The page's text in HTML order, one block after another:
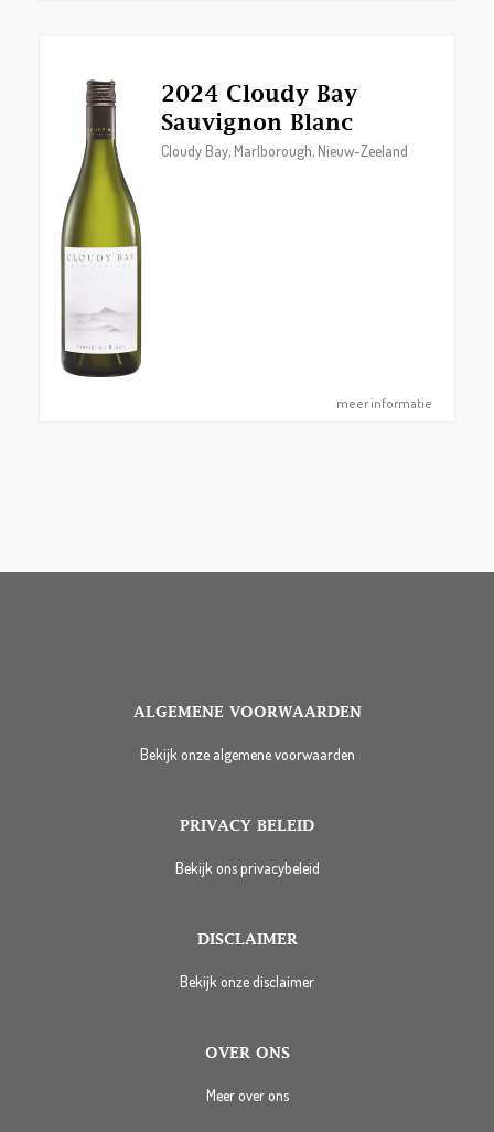
2024 Cloudy Bay
Sauvignon Blanc
Cloudy Bay, Marlborough, Nieuw-Zeeland
meer informatie
ALGEMENE VOORWAARDEN
Bekijk onze algemene voorwaarden
PRIVACY BELEID
Bekijk ons privacybeleid
DISCLAIMER
Bekijk onze disclaimer
OVER ONS
Meer over ons